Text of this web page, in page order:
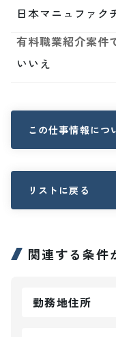
日本マニュファク
有料職業紹介案件
いいえ
この仕事情報につ
リストに戻る
関連する条件
勤務地住所